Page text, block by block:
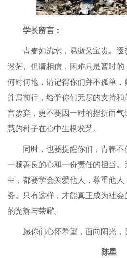
学长留言：
青春如流水，易逝又宝贵。
迷茫。但请相信，困难只是暂时
何时何地，请记得你们并不孤单
并肩前行，给予你们无尽的支持
言放弃，更不要因一时的挫折而
慧的种子在心中生根发芽。
同时，也要提醒你们，青春
一颗善良的心和一份责任的担当
中，都要学会关爱他人，尊重他
务。只有这样，才能真正成为社
的光辉与荣耀。
愿你们心怀希望，面向阳光，
陈星